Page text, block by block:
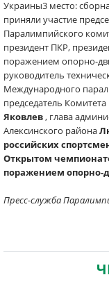
Украины3 место:
приняли участие
Паралимпийского
президент ПКР,
поражением опорно-
руководитель
Международного
председатель
Яковлев, глава
Алексинского района
российских
Открытом
поражением опорно-
Пресс-служба